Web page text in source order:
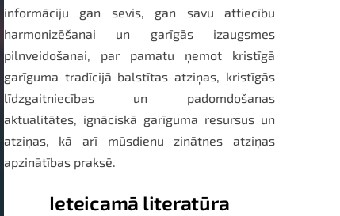
informāciju gan sevis, gan savu attiecību
harmonizēšanai un garīgās izaugsmes
pilnveidošanai, par pamatu ņemot kristīgā
garīguma tradīcijā balstītas atziņas, kristīgās
līdzgaitniecības un padomdošanas
aktualitātes, ignāciskā garīguma resursus un
atziņas, kā arī mūsdienu zinātnes atziņas
apzinātības praksē.
Ieteicamā literatūra